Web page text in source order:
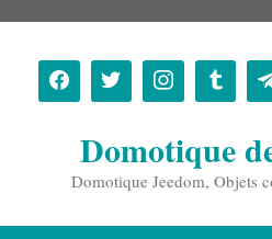
contenu
Domotique
Domotique Jeedom, Objets